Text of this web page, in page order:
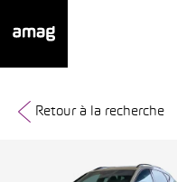
Retour à la recherche